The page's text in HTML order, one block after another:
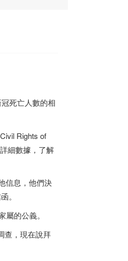
死亡人數的相
Rights of
細數據，了解
信息，他們決
。
的公義。
查，現在說拜